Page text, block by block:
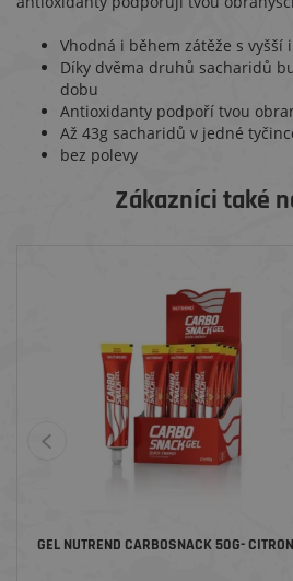
Vhodná i během zátěže s vyšší
Díky dvěma druhů sacharidů
dobu
Antioxidanty podpoří tvou
Až 43g sacharidů v jedné
bez polevy
Zákazníci také
GEL NUTREND CARBOSNACK 50G- CITRON